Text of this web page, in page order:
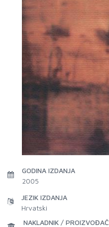
GODINA IZDANJA
2005
JEZIK IZDANJA
Hrvatski
NAKLADNIK / PROIZVOĐAČ